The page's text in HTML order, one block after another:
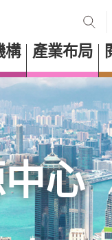
構 產業布局
心